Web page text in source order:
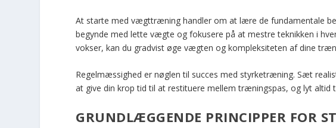
At starte med vægttræning handler om at lære de fundamentale
begynde med lette vægte og fokusere på at mestre teknikken i
vokser, kan du gradvist øge vægten og kompleksiteten af dine
Regelmæssighed er nøglen til succes med styrketræning. Sæt
at give din krop tid til at restituere mellem træningspas, og lyt altid
GRUNDLÆGGENDE PRINCIPPER FOR